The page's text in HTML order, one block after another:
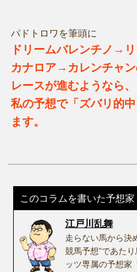
パドトロワを筆頭に
ドリームバレンチノ→
カナロア→カレンチャ
レースが進むようなら、
私の予想で「ズバリ的
ます。
このコラムを書いた予想家
江戸川乱舞
走らない馬から決
競馬予想”であた
ッツ専属の予想家